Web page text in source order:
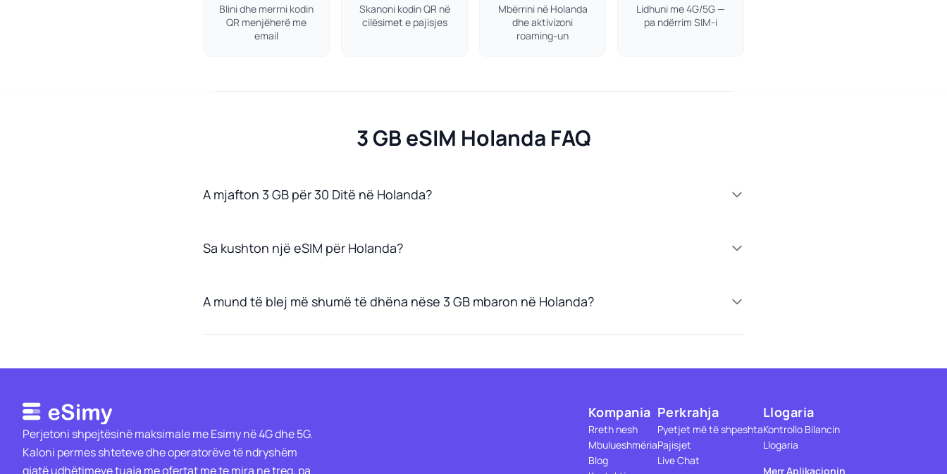
Blini dhe merrni kodin
QR menjëherë me
email
Skanoni kodin QR në
cilësimet e pajisjes
Mbërrini në Holanda
dhe aktivizoni
roaming-un
Lidhuni me 4G/5G —
pa ndërrim SIM-i
3 GB eSIM Holanda FAQ
A mjafton 3 GB për 30 Ditë në Holanda?
Sa kushton një eSIM për Holanda?
A mund të blej më shumë të dhëna nëse 3 GB mbaron në Holanda?
Perjetoni shpejtësinë maksimale me Esimy në 4G dhe 5G.
Kaloni permes shteteve dhe operatorëve të ndryshëm
gjatë udhëtimeve tuaja me ofertat me te mira ne treg, pa
Kompania
Rreth nesh
Mbulueshmëria
Blog
Perkrahja
Pyetjet më të shpeshta
Pajisjet
Live Chat
Llogaria
Kontrollo Bilancin
Llogaria
Merr Aplikacionin